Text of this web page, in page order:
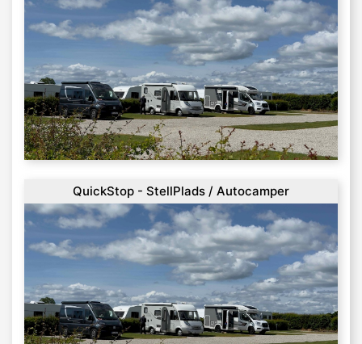
QuickStop - StellPlads / Autocamper